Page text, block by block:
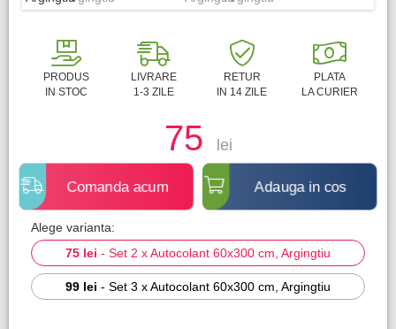
PRODUS
IN STOC
LIVRARE
1-3 ZILE
RETUR
IN 14 ZILE
PLATA
LA CURIER
75 lei
Comanda acum Adauga in cos
Alege varianta:
75 lei - Set 2 x Autocolant 60x300 cm, Argingtiu
99 lei - Set 3 x Autocolant 60x300 cm, Argingtiu